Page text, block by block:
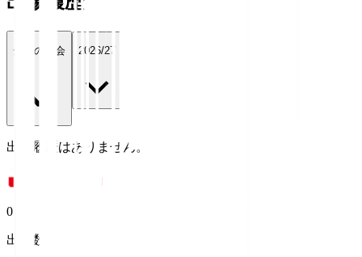
全ての大会 2026/27
出場履歴はありません。
0
出場数